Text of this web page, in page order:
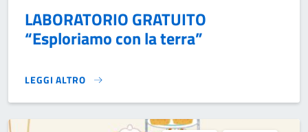
LABORATORIO GRATUITO
“Esploriamo con la terra”
LEGGI ALTRO
LABORATORIO GRATUITO “ESPLORIAMO CON LA TERRA”}